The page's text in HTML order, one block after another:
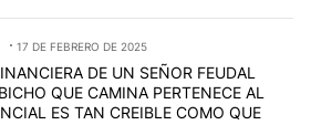
17 DE FEBRERO DE 2025
DE UN SEÑOR FEUDAL
QUE CAMINA PERTENECE AL
ES TAN CREIBLE COMO QUE